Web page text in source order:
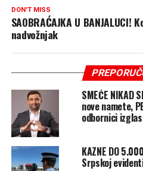
DON'T MISS
SAOBRAĆAJKA U BANJALUCI!
nadvožnjak
SMEĆE NIKAD
nove namete,
odbornici
KAZNE DO
Srpskoj